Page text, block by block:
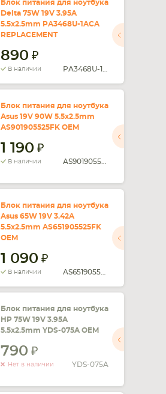
Блок питания для ноутбука
Delta 75W 19V 3.95A
5.5x2.5mm PA3468U-1ACA
REPLACEMENT
890
В наличии
Блок питания для ноутбука
Asus 19V 90W 5.5x2.5mm
AS901905525FK OEM
1 190
В наличии
Блок питания для ноутбука
Asus 65W 19V 3.42A
5.5x2.5mm AS651905525FK
OEM
1 090
В наличии
Блок питания для ноутбука
HP 75W 19V 3.95A
5.5x2.5mm YDS-075A OEM
790
Нет в наличии YDS-075A